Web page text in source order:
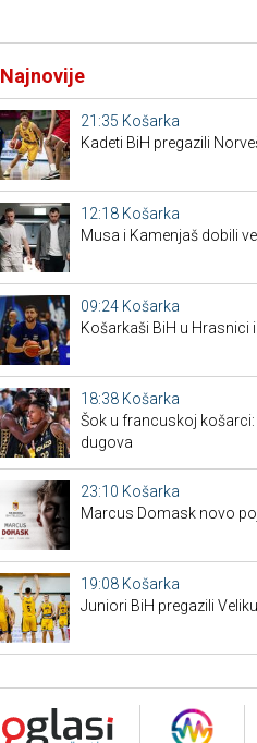
Najnovije
21:35 Košarka
Kadeti BiH pregazili
12:18 Košarka
Musa i Kamenjaš dobili
09:24 Košarka
Košarkaši BiH u Hrasnici
18:38 Košarka
Šok u francuskoj
dugova
23:10 Košarka
Marcus Domask novo
19:08 Košarka
Juniori BiH pregazili